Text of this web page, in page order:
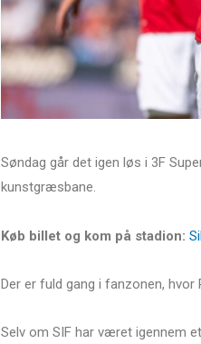
Søndag går det igen løs i 3F
kunstgræsbane.
Køb billet og kom på stadion:
Der er fuld gang i fanzonen,
Selv om SIF har været igennem